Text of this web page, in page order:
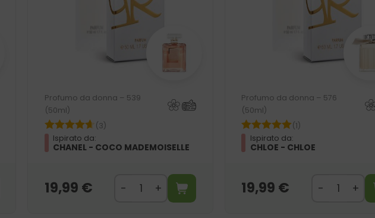
Profumo da donna – 539
(50ml)
(3)
Ispirato da:
CHANEL - COCO MADEMOISELLE
19,99 €
Profumo da donna – 576
(50ml)
(1)
Ispirato da:
CHLOE - CHLOE
19,99 €